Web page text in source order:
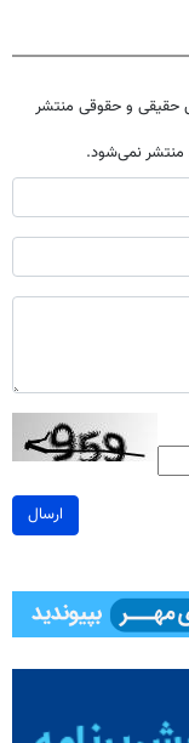
حقیقی و حقوقی منتشر
منتشر نمی‌شود.
ارسال